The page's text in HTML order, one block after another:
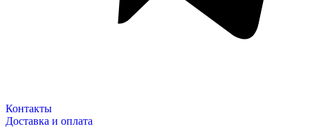
Контакты
Доставка и оплата